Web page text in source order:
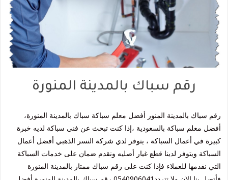
رقم سباك بالمدينة المنورة
رقم سباك بالمدينة المنور أفضل معلم سباكة سباك بالمدينة المنورة،
أفضل معلم سباكة بالسعودية ،إذا كنت تبحث عن فني سباكة لديه خبرة
كبيرة في أعمال السباكة ، يتوفر لدي شركة النسر الذهبي أفضل أعمال
السباكة ويتوفر لدينا قطع غيار أصليه ونقدم ضمان على خدمات السباكة
التي نقدمها للعملاء فإذا كنت على رقم سباك ممتاز بالمدينة المنورة